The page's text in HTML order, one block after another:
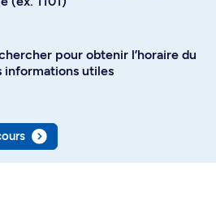
pour obtenir l’horaire du
informations utiles